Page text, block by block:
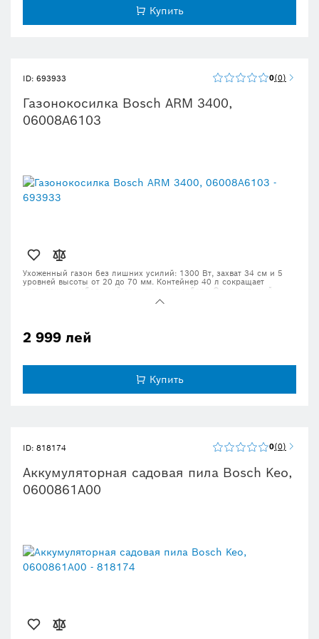
Купить
ID: 693933 0 0
Газонокосилка Bosch ARM 3400,
06008A6103
Ухоженный газон без лишних усилий: 1300 Вт, захват 34 см и 5
уровней высоты от 20 до 70 мм. Контейнер 40 л сокращает
остановки, а небольшой вес упрощает работу. Оригинальный
2 999 лей
Купить
ID: 818174 0 0
Аккумуляторная садовая пила Bosch Keo,
0600861A00